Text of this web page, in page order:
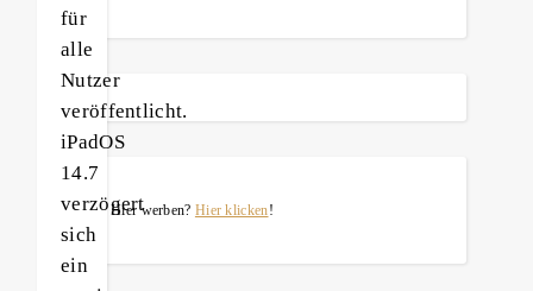
für
alle
Nutzer
veröffentlicht.
iPadOS
14.7
verzögert
sich
ein
Hier werben? Hier klicken!